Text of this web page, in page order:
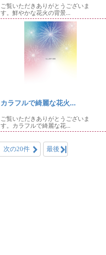
ご覧いただきありがとうございま
す。鮮やかな花火の背景...
カラフルで綺麗な花火...
ご覧いただきありがとうございま
す。カラフルで綺麗な花...
次の20件 最後